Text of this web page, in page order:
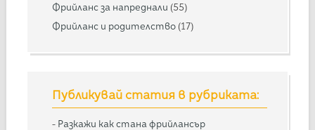
Фрийланс за напреднали (55)
Фрийланс и родителство (17)
Публикувай статия в рубриката:
- Разкажи как стана фрийлансър